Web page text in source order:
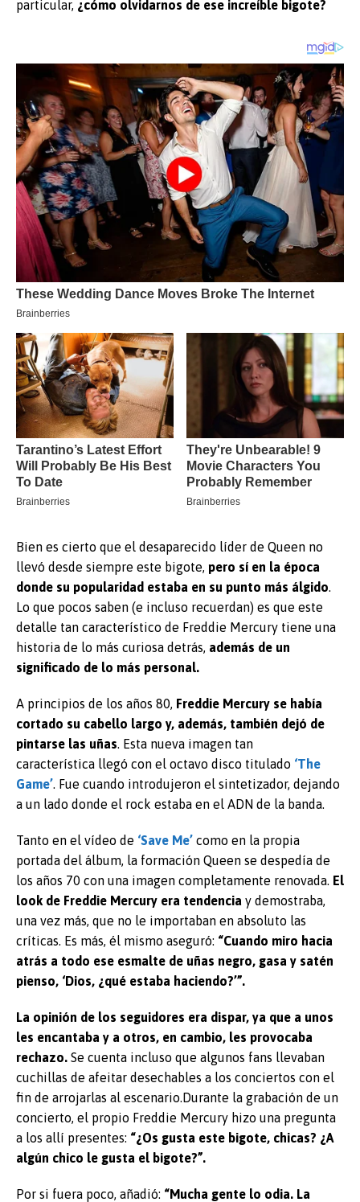
particular, ¿cómo olvidarnos de ese increíble bigote?
Bien es cierto que el desaparecido líder de Queen no
llevó desde siempre este bigote, pero sí en la época
donde su popularidad estaba en su punto más álgido
Lo que pocos saben (e incluso recuerdan) es que este
detalle tan característico de Freddie Mercury tiene una
historia de lo más curiosa detrás, además de un
significado de lo más personal.
A principios de los años 80, Freddie Mercury se había
cortado su cabello largo y, además, también dejó de
pintarse las uñas . Esta nueva imagen tan
característica llegó con el octavo disco titulado ‘The
Game’ . Fue cuando introdujeron el sintetizador, dejando
a un lado donde el rock estaba en el ADN de la banda.
Tanto en el vídeo de ‘Save Me’ como en la propia
portada del álbum, la formación Queen se despedía de
los años 70 con una imagen completamente renovada. El
look de Freddie Mercury era tendencia y demostraba,
una vez más, que no le importaban en absoluto las
críticas. Es más, él mismo aseguró: “Cuando miro hacia
atrás a todo ese esmalte de uñas negro, gasa y satén
pienso, ‘Dios, ¿qué estaba haciendo?’”.
La opinión de los seguidores era dispar, ya que a unos
les encantaba y a otros, en cambio, les provocaba
rechazo. Se cuenta incluso que algunos fans llevaban
cuchillas de afeitar desechables a los conciertos con el
fin de arrojarlas al escenario.Durante la grabación de un
concierto, el propio Freddie Mercury hizo una pregunta
a los allí presentes: “¿Os gusta este bigote, chicas? ¿A
algún chico le gusta el bigote?”.
Por si fuera poco, añadió: “Mucha gente lo odia. La